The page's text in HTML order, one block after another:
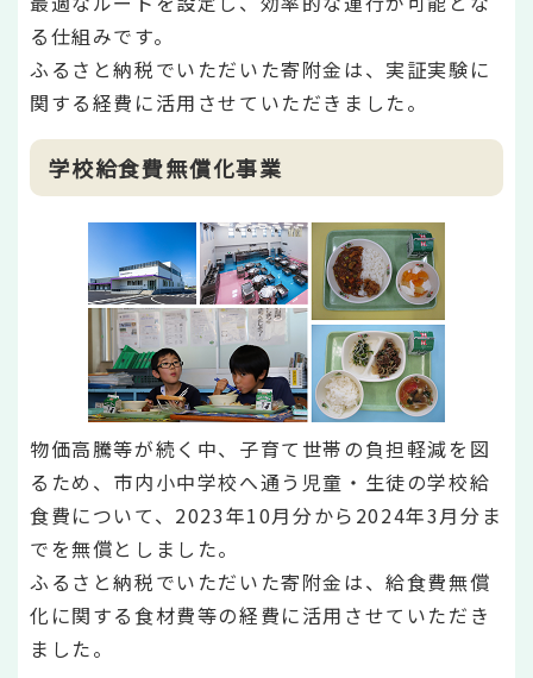
る仕組みです。
ふるさと納税でいただいた寄附金は、実証実験に
関する経費に活用させていただきました。
学校給食費無償化事業
物価高騰等が続く中、子育て世帯の負担軽減を図
るため、市内小中学校へ通う児童・生徒の学校給
食費について、2023年10月分から2024年3月分ま
でを無償としました。
ふるさと納税でいただいた寄附金は、給食費無償
化に関する食材費等の経費に活用させていただき
ました。